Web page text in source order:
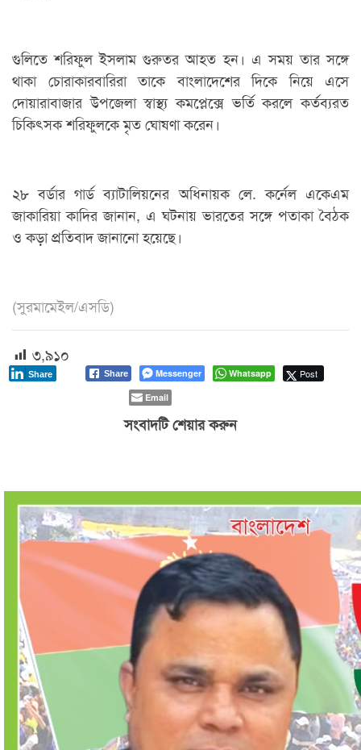
গুলিতে শরিফুল ইসলাম গুরুতর আহত হন। এ সময় তার সঙ্গে
থাকা চোরাকারবারিরা তাকে বাংলাদেশের দিকে নিয়ে এসে
দোয়ারাবাজার উপজেলা স্বাস্থ্য কমপ্লেক্সে ভর্তি করলে কর্তব্যরত
চিকিৎসক শরিফুলকে মৃত ঘোষণা করেন।
২৮ বর্ডার গার্ড ব্যাটালিয়নের অধিনায়ক লে. কর্নেল একেএম
জাকারিয়া কাদির জানান, এ ঘটনায় ভারতের সঙ্গে পতাকা বৈঠক
ও কড়া প্রতিবাদ জানানো হয়েছে।
(সুরমামেইল/এসডি)
৩,৯১০
Share Messenger Whatsapp Post
Share
Email
সংবাদটি শেয়ার করুন